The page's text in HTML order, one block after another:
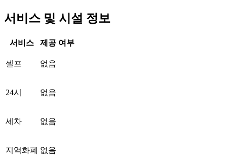
서비스 및 시설 정보
서비스 제공 여부
셀프 없음
24시 없음
세차 없음
지역화폐 없음